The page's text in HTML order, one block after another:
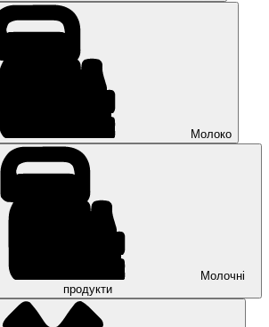
Молоко
Молочні
продукти